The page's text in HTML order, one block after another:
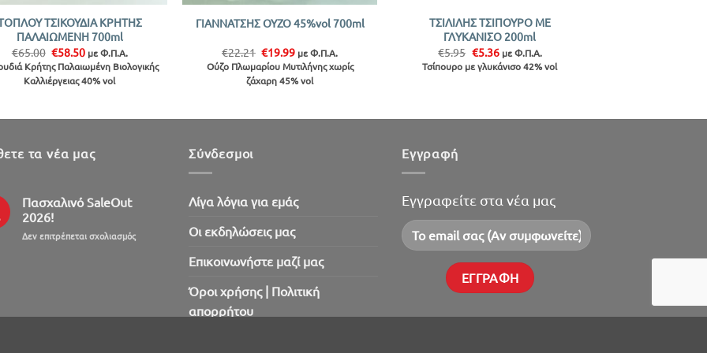
ΤΣΙΚΟΥΔΙΑ ΚΡΗΤΗΣ
ΠΑΛΑΙΩΜΕΝΗ 700ml
€65.00 Original
price
was:
€65.00.
€58.50Η
τρέχουσα
τιμή
είναι:
με Φ.Π.Α.
Κρήτης Παλαιωμένη Βιολογικής
Καλλιέργειας 40% vol
ΓΙΑΝΝΑΤΣΗΣ ΟΥΖΟ 45%vol 700ml
€22.21 Original
price
was:
€22.21.
€19.99Η
τρέχουσα
τιμή
είναι:
με Φ.Π.Α.
Ούζο Πλωμαρίου Μυτιλήνης χωρίς
ζάχαρη 45% vol
ΤΣΙΛΙΛΗΣ ΤΣΙΠΟΥΡΟ ΜΕ
ΓΛΥΚΑΝΙΣΟ 200ml
€5.95 Original
price
was:
€5.36Η
τρέχουσα
τιμή
με Φ.Π.Α.
Τσίπουρο με γλυκάνισο 42% vol
τα νέα μας
Πασχαλινό SaleOut
2026!
Δεν επιτρέπεται σχολιασμόςστο
Σύνδεσμοι
Λίγα λόγια για εμάς
Oι εκδηλώσεις μας
Επικοινωνήστε μαζί μας
Όροι χρήσης | Πολιτική
απορρήτου
Εγγραφή
Εγγραφείτε στα νέα μας